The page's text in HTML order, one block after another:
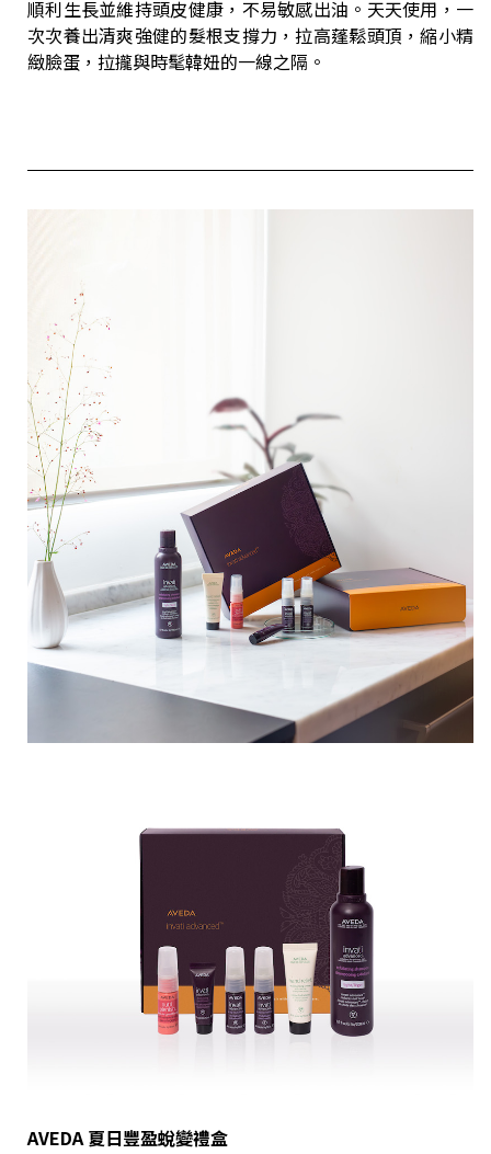
順利生長並維持頭皮健康，不易敏感出油。天天使用，一
次次養出清爽強健的髮根支撐力，拉高蓬鬆頭頂，縮小精
緻臉蛋，拉攏與時髦韓妞的一線之隔。
AVEDA夏日豐盈蛻變禮盒